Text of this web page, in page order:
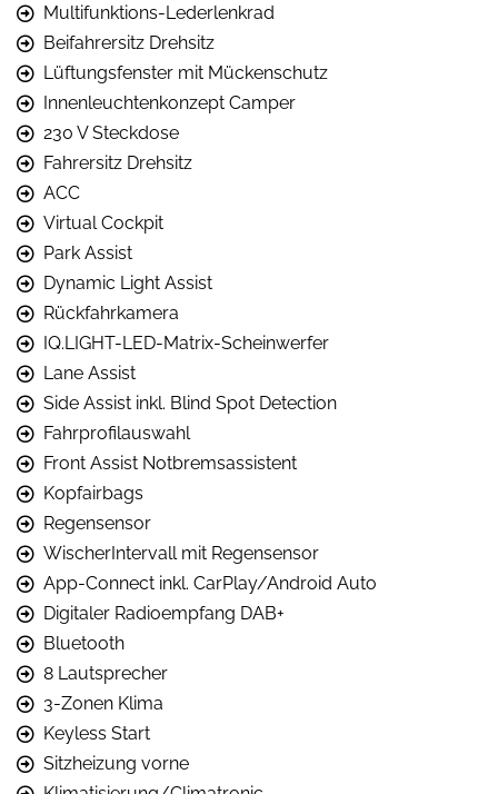
Multifunktions-Lederlenkrad
Beifahrersitz Drehsitz
Lüftungsfenster mit Mückenschutz
Innenleuchtenkonzept Camper
230 V Steckdose
Fahrersitz Drehsitz
ACC
Virtual Cockpit
Park Assist
Dynamic Light Assist
Rückfahrkamera
IQ.LIGHT-LED-Matrix-Scheinwerfer
Lane Assist
Side Assist inkl. Blind Spot Detection
Fahrprofilauswahl
Front Assist Notbremsassistent
Kopfairbags
Regensensor
WischerIntervall mit Regensensor
App-Connect inkl. CarPlay/Android Auto
Digitaler Radioempfang DAB+
Bluetooth
8 Lautsprecher
3-Zonen Klima
Keyless Start
Sitzheizung vorne